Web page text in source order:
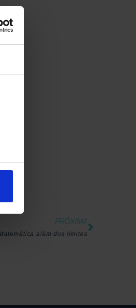
PRÓXIMA
além dos limites